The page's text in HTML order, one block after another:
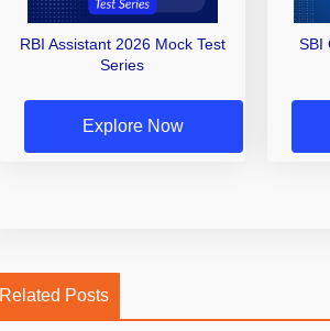
RBI Assistant 2026 Mock Test
Series
Explore Now
SBI
Related Posts